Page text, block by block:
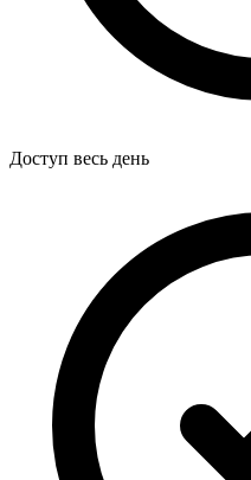
Доступ весь день